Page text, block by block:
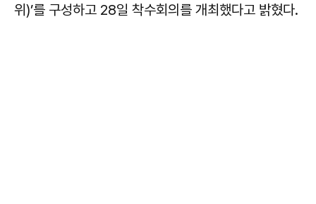
위)’를 구성하고 28일 착수회의를 개최했다고 밝혔다.